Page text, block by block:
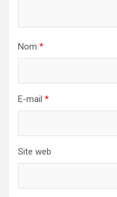
Nom *
E-mail *
Site web